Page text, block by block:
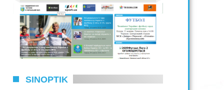
SINOPTIK